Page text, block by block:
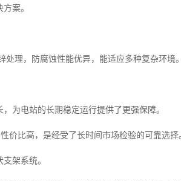
案。
理，防腐蚀性能优异，能适应多种复杂环境。
为电站的长期稳定运行提供了更强保障。
价比高，是经受了长时间市场检验的可靠选择
架系统。